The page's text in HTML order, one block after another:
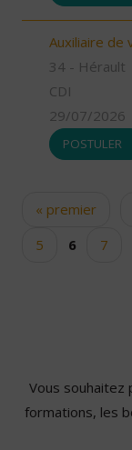
Auxiliaire de
34 - Hérault
CDI
29/07/2026
POSTULER
Pages« premier
5
6 7
Vous souhaitez
formations, les